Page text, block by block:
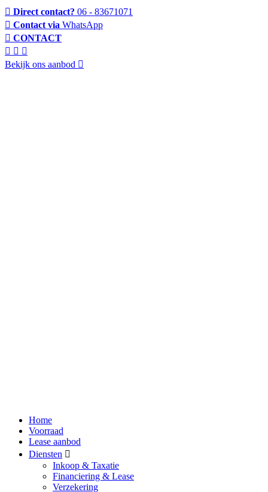
Direct contact? 06 - 83671071
Contact via WhatsApp
CONTACT
Bekijk ons aanbod
Home
Voorraad
Lease aanbod
Diensten
Inkoop & Taxatie
Financiering & Lease
Verzekering